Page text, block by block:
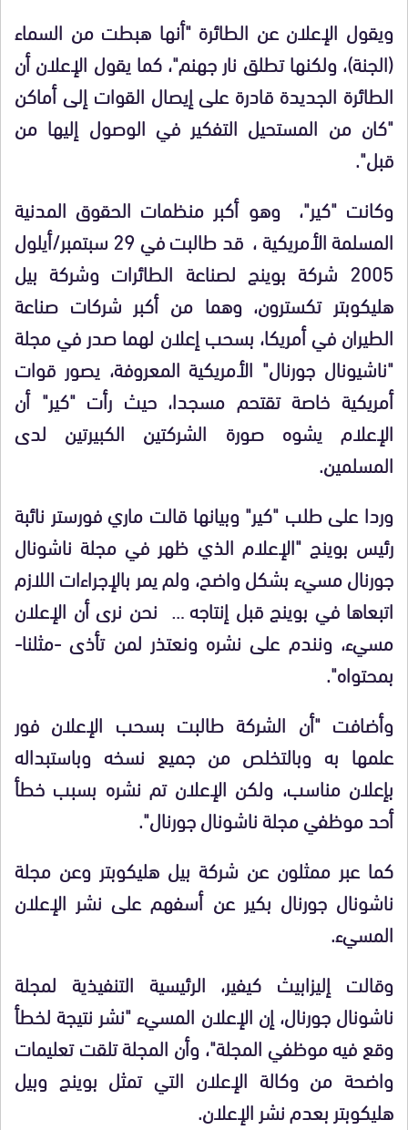
ويقول الإعلان عن الطائرة "أنها هبطت من السماء
(الجنة)، ولكنها تطلق نار جهنم"، كما يقول الإعلان أن
الطائرة الجديدة قادرة على إيصال القوات إلى أماكن
"كان من المستحيل التفكير في الوصول إليها من
قبل".
وكانت "كير"، وهو أكبر منظمات الحقوق المدنية
المسلمة الأمريكية ، قد طالبت في 29 سبتمبر/أيلول
2005 شركة بوينج لصناعة الطائرات وشركة بيل
هليكوبتر تكسترون، وهما من أكبر شركات صناعة
الطيران في أمريكا، بسحب إعلان لهما صدر في مجلة
"ناشيونال جورنال" الأمريكية المعروفة، يصور قوات
أمريكية خاصة تقتحم مسجدا، حيث رأت "كير" أن
الإعلام يشوه صورة الشركتين الكبيرتين لدى
المسلمين.
وردا على طلب "كير" وبيانها قالت ماري فورستر نائبة
رئيس بوينج "الإعلام الذي ظهر في مجلة ناشونال
جورنال مسيء بشكل واضح، ولم يمر بالإجراءات اللازم
اتبعاها في بوينج قبل إنتاجه … نحن نرى أن الإعلان
مسيء، ونندم على نشره ونعتذر لمن تأذى -مثلنا-
بمحتواه".
وأضافت "أن الشركة طالبت بسحب الإعلان فور
علمها به وبالتخلص من جميع نسخه وباستبداله
بإعلان مناسب، ولكن الإعلان تم نشره بسبب خطأ
أحد موظفي مجلة ناشونال جورنال".
كما عبر ممثلون عن شركة بيل هليكوبتر وعن مجلة
ناشونال جورنال بكير عن أسفهم على نشر الإعلان
المسيء.
وقالت إليزابيث كيفير، الرئيسية التنفيذية لمجلة
ناشونال جورنال، إن الإعلان المسيء "نشر نتيجة لخطأ
وقع فيه موظفي المجلة"، وأن المجلة تلقت تعليمات
واضحة من وكالة الإعلان التي تمثل بوينج وبيل
هليكوبتر بعدم نشر الإعلان.